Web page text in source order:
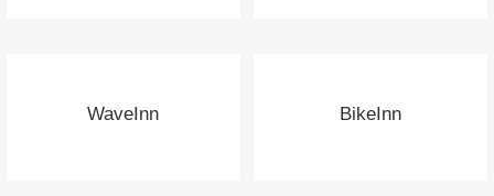
WaveInn BikeInn